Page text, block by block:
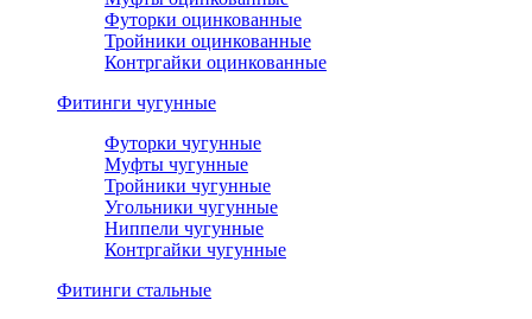
Футорки оцинкованные
Тройники оцинкованные
Контргайки оцинкованные
Фитинги чугунные
Футорки чугунные
Муфты чугунные
Тройники чугунные
Угольники чугунные
Ниппели чугунные
Контргайки чугунные
Фитинги стальные